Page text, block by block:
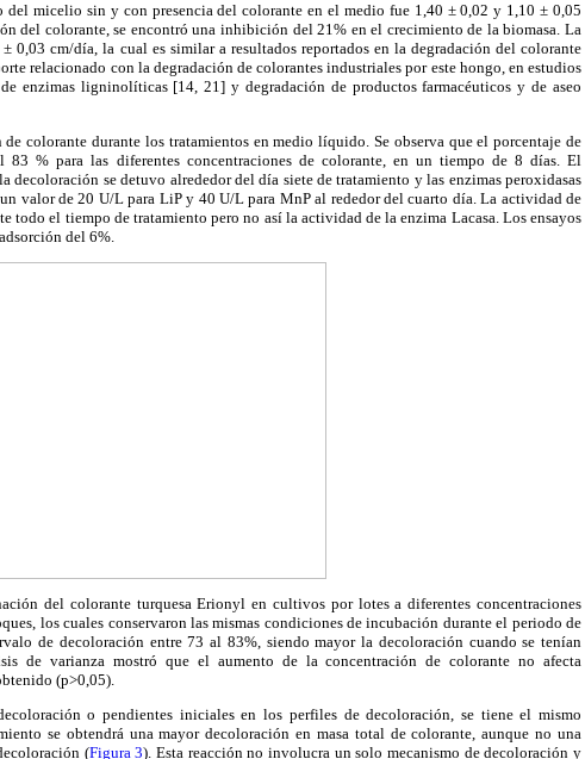
micelio sin y con presencia del colorante en el medio fue 1,40 ± 0,02 y 1,10 ± 0,05
del colorante, se encontró una inhibición del 21% en el crecimiento de la biomasa. La
0,03 cm/día, la cual es similar a resultados reportados en la degradación del colorante
relacionado con la degradación de colorantes industriales por este hongo, en estudios
enzimas ligninolíticas [14, 21] y degradación de productos farmacéuticos y de aseo
colorante durante los tratamientos en medio líquido. Se observa que el porcentaje de
% para las diferentes concentraciones de colorante, en un tiempo de 8 días. El
decoloración se detuvo alrededor del día siete de tratamiento y las enzimas peroxidasas
valor de 20 U/L para LiP y 40 U/L para MnP al rededor del cuarto día. La actividad de
todo el tiempo de tratamiento pero no así la actividad de la enzima Lacasa. Los ensayos
del 6%.
del colorante turquesa Erionyl en cultivos por lotes a diferentes concentraciones
los cuales conservaron las mismas condiciones de incubación durante el periodo de
de decoloración entre 73 al 83%, siendo mayor la decoloración cuando se tenían
de varianza mostró que el aumento de la concentración de colorante no afecta
(p>0,05).
o pendientes iniciales en los perfiles de decoloración, se tiene el mismo
se obtendrá una mayor decoloración en masa total de colorante, aunque no una
(Figura 3). Esta reacción no involucra un solo mecanismo de decoloración y